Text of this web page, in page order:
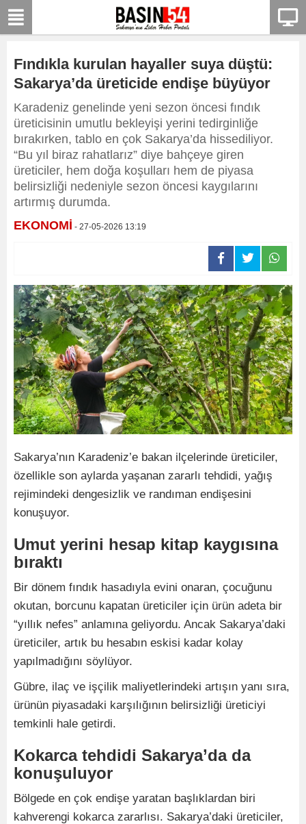
Fındıkla kurulan hayaller suya düştü:
Sakarya’da üreticide endişe büyüyor
Karadeniz genelinde yeni sezon öncesi fındık
üreticisinin umutlu bekleyişi yerini tedirginliğe
bırakırken, tablo en çok Sakarya’da hissediliyor.
“Bu yıl biraz rahatlarız” diye bahçeye giren
üreticiler, hem doğa koşulları hem de piyasa
belirsizliği nedeniyle sezon öncesi kaygılarını
artırmış durumda.
EKONOMİ - 27-05-2026 13:19
Sakarya’nın Karadeniz’e bakan ilçelerinde üreticiler,
özellikle son aylarda yaşanan zararlı tehdidi, yağış
rejimindeki dengesizlik ve randıman endişesini
konuşuyor.
Umut yerini hesap kitap kaygısına
bıraktı
Bir dönem fındık hasadıyla evini onaran, çocuğunu
okutan, borcunu kapatan üreticiler için ürün adeta bir
“yıllık nefes” anlamına geliyordu. Ancak Sakarya’daki
üreticiler, artık bu hesabın eskisi kadar kolay
yapılmadığını söylüyor.
Gübre, ilaç ve işçilik maliyetlerindeki artışın yanı sıra,
ürünün piyasadaki karşılığının belirsizliği üreticiyi
temkinli hale getirdi.
Kokarca tehdidi Sakarya’da da
konuşuluyor
Bölgede en çok endişe yaratan başlıklardan biri
kahverengi kokarca zararlısı. Sakarya’daki üreticiler,